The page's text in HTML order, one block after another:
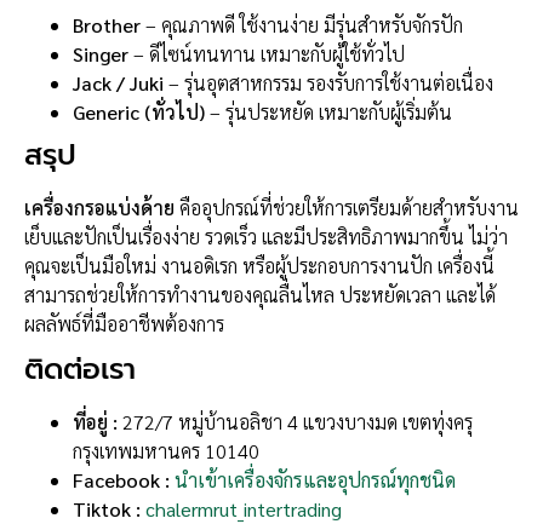
Brother– คุณภาพดี ใช้งานง่าย มีรุ่นสำหรับจักรปัก
Singer– ดีไซน์ทนทาน เหมาะกับผู้ใช้ทั่วไป
Jack / Juki – รุ่นอุตสาหกรรม รองรับการใช้งานต่อเนื่อง
Generic (ทั่วไป)– รุ่นประหยัด เหมาะกับผู้เริ่มต้น
สรุป
เครื่องกรอแบ่งด้าย คืออุปกรณ์ที่ช่วยให้การเตรียมด้ายสำหรับงาน
เย็บและปักเป็นเรื่องง่าย รวดเร็ว และมีประสิทธิภาพมากขึ้น ไม่ว่า
คุณจะเป็นมือใหม่ งานอดิเรก หรือผู้ประกอบการงานปัก เครื่องนี้
สามารถช่วยให้การทำงานของคุณลื่นไหล ประหยัดเวลา และได้
ผลลัพธ์ที่มืออาชีพต้องการ
ติดต่อเรา
ที่อยู่ : 272/7 หมู่บ้านอลิชา 4 แขวงบางมด เขตทุ่งครุ
กรุงเทพมหานคร 10140
Facebook : นำเข้าเครื่องจักรและอุปกรณ์ทุกชนิด
Tiktok : chalermrut_intertrading